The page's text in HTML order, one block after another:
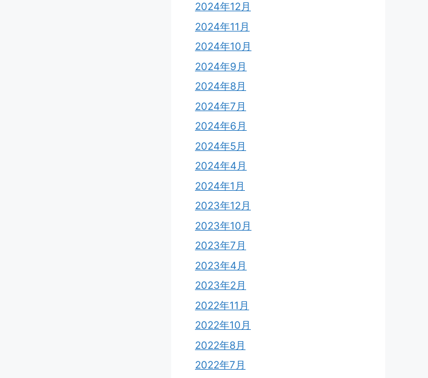
2024年12月
2024年11月
2024年10月
2024年9月
2024年8月
2024年7月
2024年6月
2024年5月
2024年4月
2024年1月
2023年12月
2023年10月
2023年7月
2023年4月
2023年2月
2022年11月
2022年10月
2022年8月
2022年7月